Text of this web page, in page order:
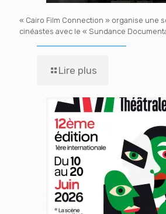
« Cairo Film Connection » organise une
cinéastes avec le « Sundance
Lire plus